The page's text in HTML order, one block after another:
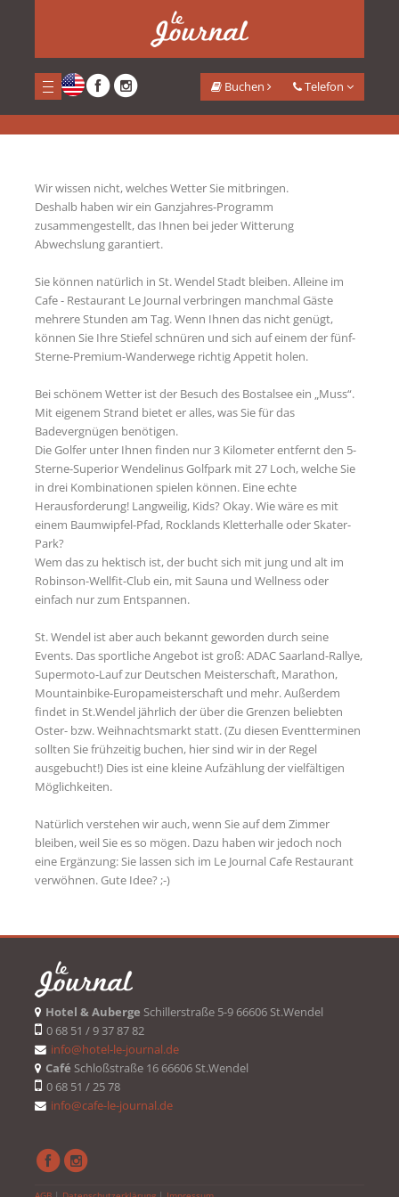
Telefon
Buchen
Lage und Umgebung/Region
Home Über uns Lage und Umgebung/Region
Wir wissen nicht, welches Wetter Sie mitbringen.
Deshalb haben wir ein Ganzjahres-Programm
zusammengestellt, das Ihnen bei jeder Witterung
Abwechslung garantiert.
Sie können natürlich in St. Wendel Stadt bleiben. Alleine im
Cafe - Restaurant Le Journal verbringen manchmal Gäste
mehrere Stunden am Tag. Wenn Ihnen das nicht genügt,
können Sie Ihre Stiefel schnüren und sich auf einem der fünf-
Sterne-Premium-Wanderwege richtig Appetit holen.
Bei schönem Wetter ist der Besuch des Bostalsee ein „Muss“.
Mit eigenem Strand bietet er alles, was Sie für das
Badevergnügen benötigen.
Die Golfer unter Ihnen finden nur 3 Kilometer entfernt den 5-
Sterne-Superior Wendelinus Golfpark mit 27 Loch, welche Sie
in drei Kombinationen spielen können. Eine echte
Herausforderung! Langweilig, Kids? Okay. Wie wäre es mit
einem Baumwipfel-Pfad, Rocklands Kletterhalle oder Skater-
Park?
Wem das zu hektisch ist, der bucht sich mit jung und alt im
Robinson-Wellfit-Club ein, mit Sauna und Wellness oder
einfach nur zum Entspannen.
St. Wendel ist aber auch bekannt geworden durch seine
Events. Das sportliche Angebot ist groß: ADAC Saarland-Rallye,
Supermoto-Lauf zur Deutschen Meisterschaft, Marathon,
Mountainbike-Europameisterschaft und mehr. Außerdem
findet in St.Wendel jährlich der über die Grenzen beliebten
Oster- bzw. Weihnachtsmarkt statt. (Zu diesen Eventterminen
sollten Sie frühzeitig buchen, hier sind wir in der Regel
ausgebucht!) Dies ist eine kleine Aufzählung der vielfältigen
Möglichkeiten.
Natürlich verstehen wir auch, wenn Sie auf dem Zimmer
bleiben, weil Sie es so mögen. Dazu haben wir jedoch noch
eine Ergänzung: Sie lassen sich im Le Journal Cafe Restaurant
verwöhnen. Gute Idee? ;-)
Hotel & Auberge Schillerstraße 5-9 66606 St.Wendel
0 68 51 / 9 37 87 82
info@hotel-le-journal.de
Café Schloßstraße 16 66606 St.Wendel
0 68 51 / 25 78
info@cafe-le-journal.de